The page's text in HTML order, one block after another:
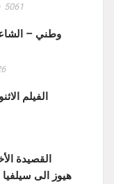
5061
وطني –
الفيلم
هيوز الى سيلفيا